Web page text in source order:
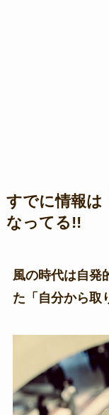
すでに情報は
なってる!!
風の時代は自発
た「自分から取